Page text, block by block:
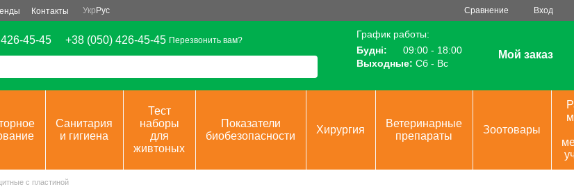
Контакты Укр Рус Сравнение Вход
45-45 +38 (050) 426-45-45 Перезвонить вам?
График работы:
Будні:
09:00 - 18:00
Выходные: Сб - Вс
Мой заказ
Санитария
и гигиена
Тест
наборы
для
живтоных
Показатели
биобезопасности
Хирургия
Ветеринарные
препараты
Зоотовары
с пластиной